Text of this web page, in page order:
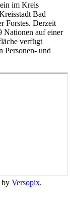
im Kreis
Bad
Forstes. Derzeit
Nationen auf einer
verfügt
Personen- und
by Versopix.